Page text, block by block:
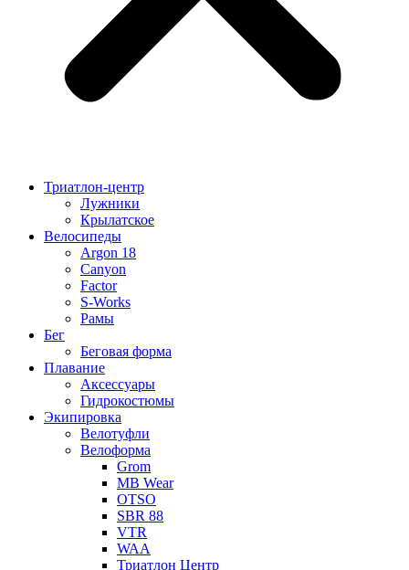
Триатлон-центр
Лужники
Крылатское
Велосипеды
Argon 18
Canyon
Factor
S-Works
Рамы
Бег
Беговая форма
Плавание
Аксессуары
Гидрокостюмы
Экипировка
Велотуфли
Велоформа
Grom
MB Wear
OTSO
SBR 88
VTR
WAA
Триатлон Центр